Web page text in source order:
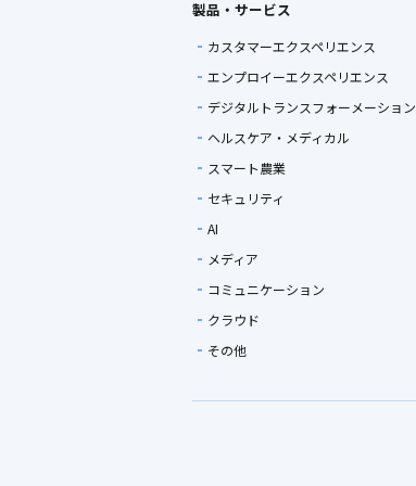
製品・サービス
カスタマーエクスペリエンス
エンプロイーエクスペリエンス
デジタルトランスフォーメーション
ヘルスケア・メディカル
スマート農業
セキュリティ
AI
メディア
コミュニケーション
クラウド
その他